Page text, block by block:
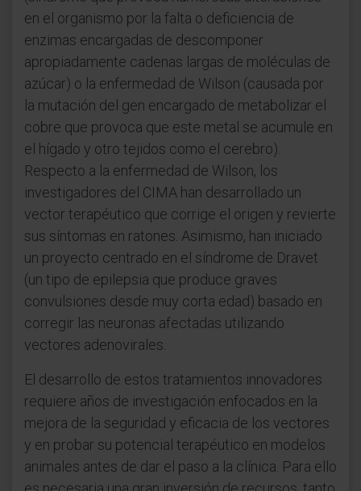
en el organismo por la falta o deficiencia de
enzimas encargadas de descomponer
apropiadamente cadenas largas de moléculas de
azúcar) o la enfermedad de Wilson (causada por
la mutación del gen encargado de metabolizar el
cobre que provoca que este metal se acumule en
el hígado y otro tejidos como el cerebro).
Respecto a la enfermedad de Wilson, los
investigadores del CIMA han desarrollado un
vector terapéutico que corrige el origen y revierte
sus síntomas en ratones. Asimismo, han iniciado
un proyecto centrado en el síndrome de Dravet
(un tipo de epilepsia que produce graves
convulsiones desde muy corta edad) basado en
corregir las neuronas afectadas utilizando
vectores adenovirales.
El desarrollo de estos tratamientos innovadores
requiere años de investigación enfocados en la
mejora de la seguridad y eficacia de los vectores
y en probar su potencial terapéutico en modelos
animales antes de dar el paso a la clínica. Para ello